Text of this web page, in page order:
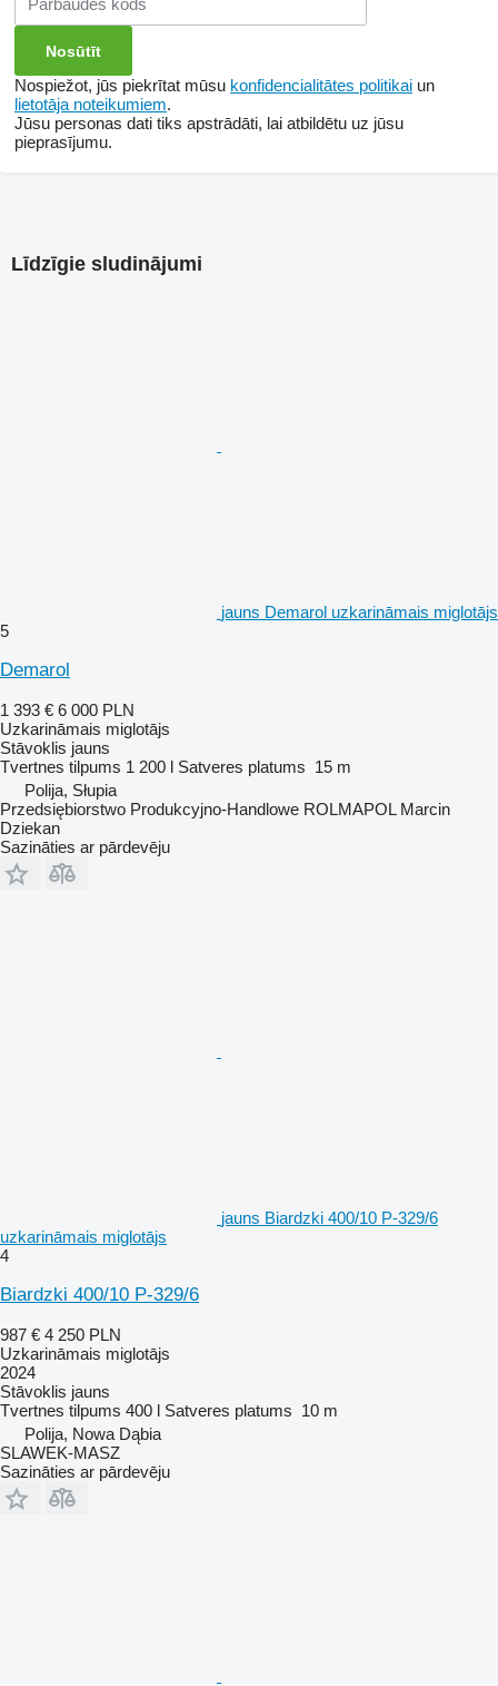
Nospiežot, jūs piekrītat mūsu konfidencialitātes politikai un
lietotāja noteikumiem.
Jūsu personas dati tiks apstrādāti, lai atbildētu uz jūsu
pieprasījumu.
Līdzīgie sludinājumi
jauns Demarol uzkarināmais miglotājs
5
Demarol
1 393 € 6 000 PLN
Uzkarināmais miglotājs
Stāvoklis jauns
Tvertnes tilpums 1 200 l Satveres platums 15 m
Polija, Słupia
Przedsiębiorstwo Produkcyjno-Handlowe ROLMAPOL Marcin
Dziekan
Sazināties ar pārdevēju
jauns Biardzki 400/10 P-329/6
uzkarināmais miglotājs
4
Biardzki 400/10 P-329/6
987 € 4 250 PLN
Uzkarināmais miglotājs
2024
Stāvoklis jauns
Tvertnes tilpums 400 l Satveres platums 10 m
Polija, Nowa Dąbia
SLAWEK-MASZ
Sazināties ar pārdevēju